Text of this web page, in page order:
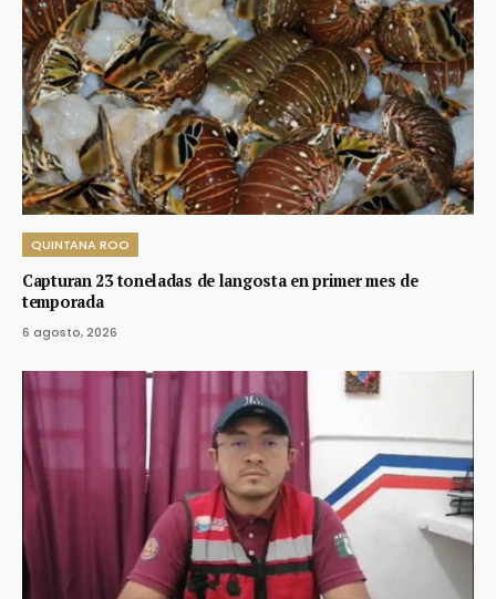
QUINTANA ROO
Capturan 23 toneladas de langosta en primer mes de
temporada
6 agosto, 2026